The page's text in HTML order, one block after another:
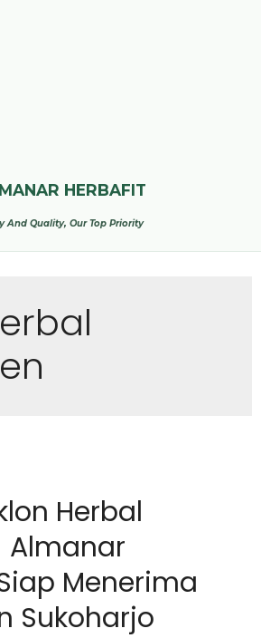
HERBAFIT
And Quality, Our Top Priority
Herbal
Almanar
Menerima
Sukoharjo